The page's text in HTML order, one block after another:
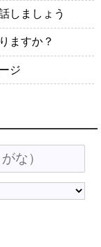
しましょう
ますか？
ジ